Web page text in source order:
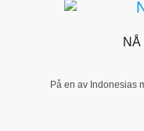
På en av Indonesias